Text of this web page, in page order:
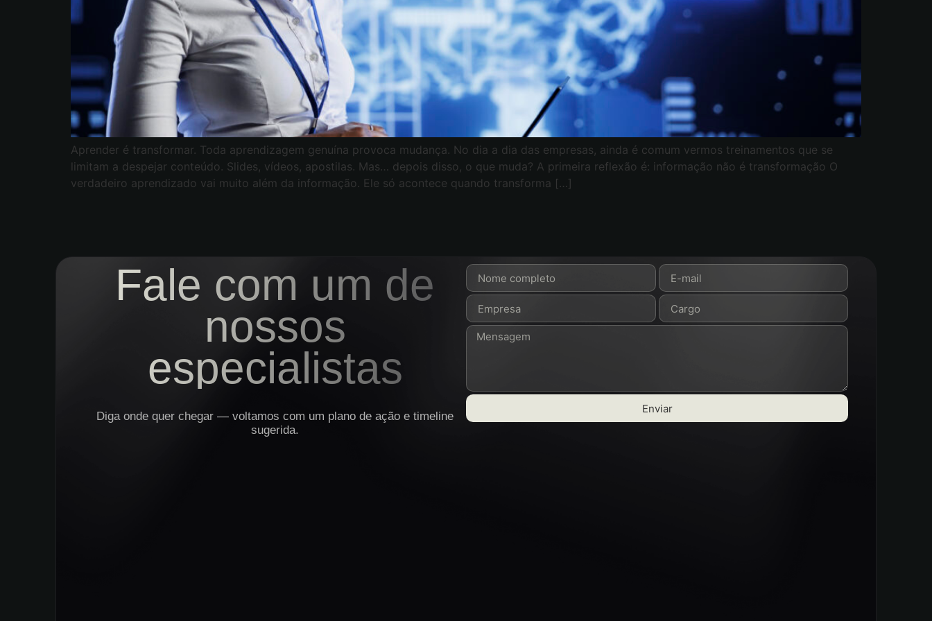
Aprender é transformar. Toda aprendizagem genuína provoca mudança. No dia a dia das empresas, ainda é comum vermos treinamentos que se
limitam a despejar conteúdo. Slides, vídeos, apostilas. Mas… depois disso, o que muda? A primeira reflexão é: informação não é transformação O
verdadeiro aprendizado vai muito além da informação. Ele só acontece quando transforma […]
Fale com um de
nossos
especialistas
Diga onde quer chegar — voltamos com um plano de ação e timeline
sugerida.
Enviar